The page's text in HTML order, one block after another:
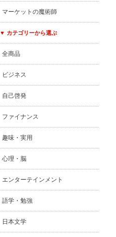
マーケットの魔術師
▼ カテゴリーから選ぶ
全商品
ビジネス
自己啓発
ファイナンス
趣味・実用
心理・脳
エンターテインメント
語学・勉強
日本文学